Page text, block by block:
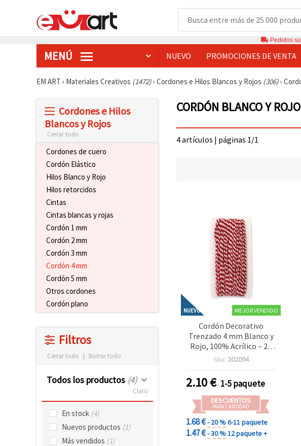
Pedidos
MENÚ NUEVO PROMOCIONES DE VENTA
EM ART › Materiales Creativos (1472)› Cordones e Hilos Blancos y Rojos (306)›
Cordones e Hilos
Blancos y Rojos
Cerrar todo
Cordones de cuero
Cordón Elástico
Hilos Blanco y Rojo
Hilos retorcidos
Cintas
Cintas blancas y rojas
Cordón 1 mm
Cordón 2 mm
Cordón 3 mm
Cordón 4 mm
Cordón 5 mm
Otros cordones
Cordón plano
Filtros
Cerrar todo | Borrar todo
Todos los productos (4)
Claro
En stock (4)
Nuevos productos (1)
Más vendidos (1)
CORDÓN BLANCO Y
4 artículos | páginas 1/1
NUEVO MEJOR VENDIDO
Cordón Decorativo
Trenzado 4 mm Blanco y
Rojo, 100% Acrílico – 20
Metros (Manualidades y
Sku: 202094
2.10€ 1-5 paquete
DESCUENTOS
PARA CANTIDAD
1.68 €- 20 %6-11 paquete
1.47 €- 30 %12 paquete +